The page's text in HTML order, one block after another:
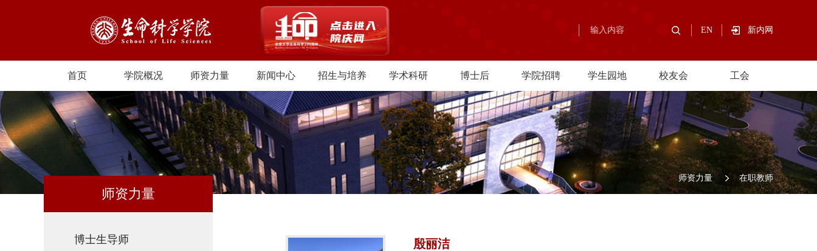
EN 新内网
首页 学院概况 师资力量 新闻中心 招生与培养 学术科研 博士后 学院招聘 学生园地 校友会 工会
师资力量 在职教师
师资力量
博士生导师 殷丽洁